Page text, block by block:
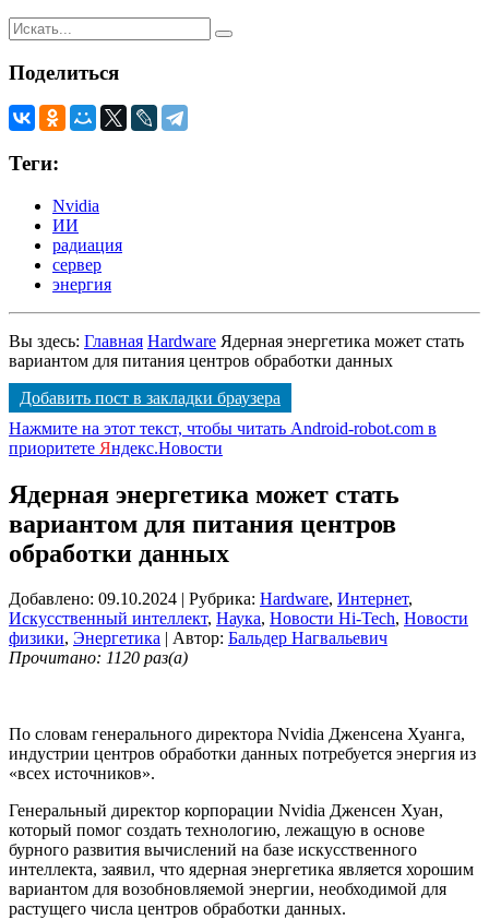
Поделиться
Теги:
Nvidia
ИИ
радиация
сервер
энергия
Вы здесь: Главная Hardware Ядерная энергетика может стать
вариантом для питания центров обработки данных
Добавить пост в закладки браузера
Нажмите на этот текст, чтобы читать Android-robot.com в
приоритете Яндекс.Новости
Ядерная энергетика может стать
вариантом для питания центров
обработки данных
Добавлено: 09.10.2024 | Рубрика: Hardware, Интернет,
Искусственный интеллект, Наука, Новости Hi-Tech, Новости
физики, Энергетика | Автор: Бальдер Нагвальевич
Прочитано: 1120 раз(а)
По словам генерального директора Nvidia Дженсена Хуанга,
индустрии центров обработки данных потребуется энергия из
«всех источников».
Генеральный директор корпорации Nvidia Дженсен Хуан,
который помог создать технологию, лежащую в основе
бурного развития вычислений на базе искусственного
интеллекта, заявил, что ядерная энергетика является хорошим
вариантом для возобновляемой энергии, необходимой для
растущего числа центров обработки данных.